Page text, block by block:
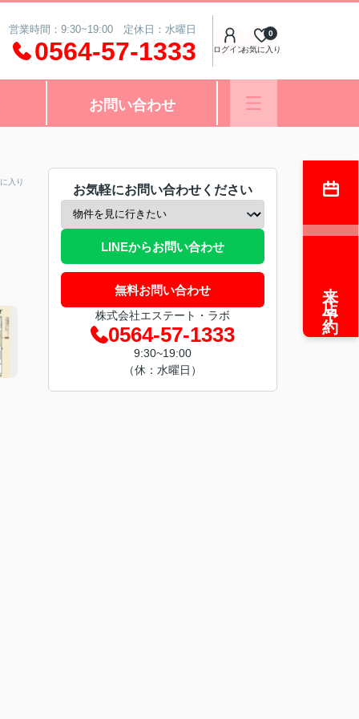
営業時間：9:30~19:00 定休日：水曜日
0564-57-1333 ログインお気に入り
0
お問い合わせ
入り
お気軽にお問い合わせください
LINEからお問い合わせ
無料お問い合わせ
株式会社エステート・ラボ
0564-57-1333
9:30~19:00
（休：水曜日）
来店予約